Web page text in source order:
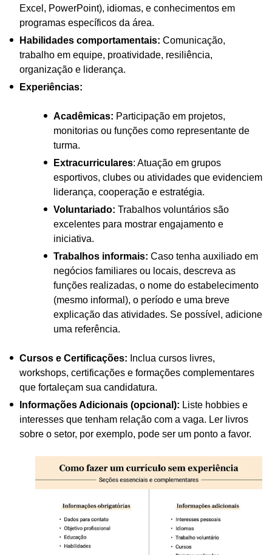
Excel, PowerPoint), idiomas, e conhecimentos em
programas específicos da área.
Habilidades comportamentais: Comunicação,
trabalho em equipe, proatividade, resiliência,
organização e liderança.
Experiências:
Acadêmicas: Participação em projetos,
monitorias ou funções como representante de
turma.
Extracurriculares: Atuação em grupos
esportivos, clubes ou atividades que evidenciem
liderança, cooperação e estratégia.
Voluntariado: Trabalhos voluntários são
excelentes para mostrar engajamento e
iniciativa.
Trabalhos informais: Caso tenha auxiliado em
negócios familiares ou locais, descreva as
funções realizadas, o nome do estabelecimento
(mesmo informal), o período e uma breve
explicação das atividades. Se possível, adicione
uma referência.
Cursos e Certificações: Inclua cursos livres,
workshops, certificações e formações complementares
que fortaleçam sua candidatura.
Informações Adicionais (opcional): Liste hobbies e
interesses que tenham relação com a vaga. Ler livros
sobre o setor, por exemplo, pode ser um ponto a favor.